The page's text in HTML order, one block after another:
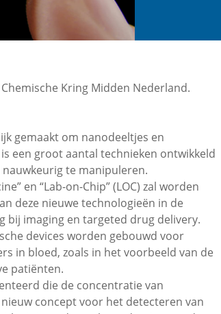
Kring Midden Nederland.
gemaakt om nanodeeltjes en
een groot aantal technieken ontwikkeld
te manipuleren.
en “Lab-on-Chip” (LOC) zal worden
deze nieuwe technologieën in de
bij imaging en targeted drug delivery.
devices worden gebouwd voor
in bloed, zoals in het voorbeeld van de
patiënten.
die de concentratie van
concept voor het detecteren van